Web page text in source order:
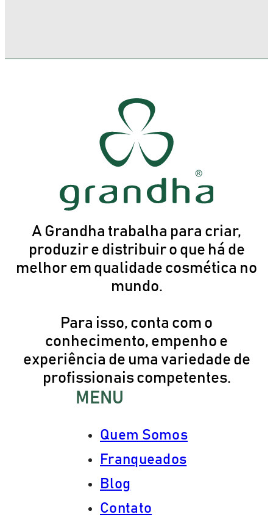
A Grandha trabalha para criar,
produzir e distribuir o que há de
melhor em qualidade cosmética no
mundo.
Para isso, conta com o
conhecimento, empenho e
experiência de uma variedade de
profissionais competentes.
MENU
Quem Somos
Franqueados
Blog
Contato